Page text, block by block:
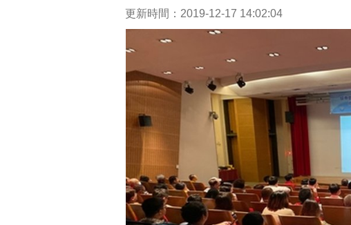
更新時間：2019-12-17 14:02:04